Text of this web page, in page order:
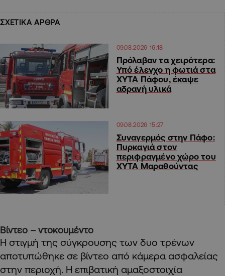
ΣΧΕΤΙΚΑ ΑΡΘΡΑ
09.08.2026 16:18
Πρόλαβαν τα χειρότερα:
Υπό έλεγχο η φωτιά στα
ΧΥΤΑ Πάφου, έκαψε
αδρανή υλικά
09.08.2026 15:27
Συναγερμός στην Πάφο:
Πυρκαγιά στον
περιφραγμένο χώρο του
ΧΥΤΑ Μαραθούντας
Βίντεο – ντοκουμέντο
Η στιγμή της σύγκρουσης των δυο τρένων
αποτυπώθηκε σε βίντεο από κάμερα ασφαλείας
στην περιοχή. Η επιβατική αμαξοστοιχία